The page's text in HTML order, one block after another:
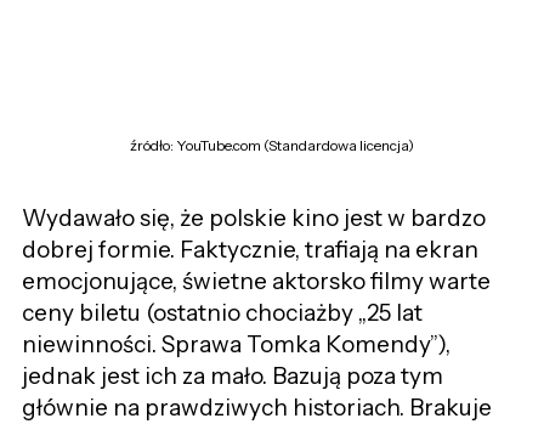
źródło: YouTube.com (Standardowa licencja)
Wydawało się, że polskie kino jest w bardzo
dobrej formie. Faktycznie, trafiają na ekran
emocjonujące, świetne aktorsko filmy warte
ceny biletu (ostatnio chociażby „25 lat
niewinności. Sprawa Tomka Komendy”),
jednak jest ich za mało. Bazują poza tym
głównie na prawdziwych historiach. Brakuje